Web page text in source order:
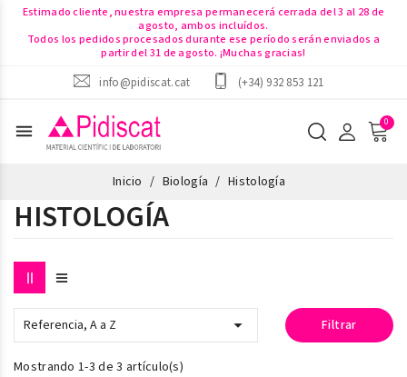
Estimado cliente, nuestra empresa permanecerá cerrada del 3 al 28 de
agosto, ambos incluídos.
Todos los pedidos procesados durante ese período serán enviados a
partir del 31 de agosto. ¡Muchas gracias!
info@pidiscat.cat
(+34) 932 853 121
menu
Inicio Biología Histología
HISTOLOGÍA
Referencia, A a Z  Filtrar
Mostrando 1-3 de 3 artículo(s)